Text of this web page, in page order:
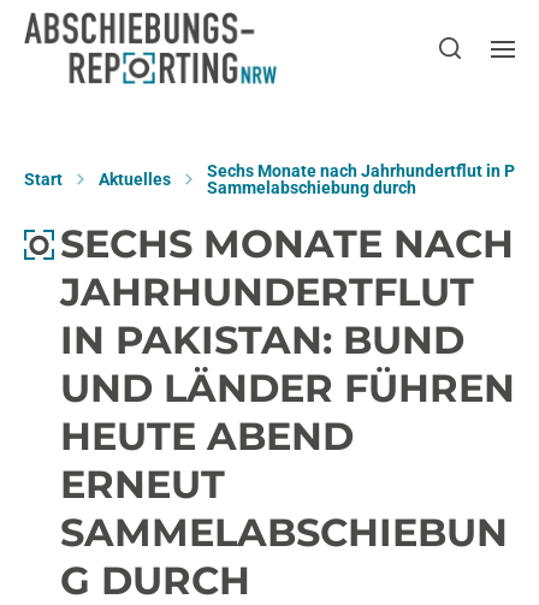
Start Aktuelles
Sechs Monate nach Jahrhundertflut in
Sammelabschiebung durch
SECHS MONATE NACH
JAHRHUNDERTFLUT
IN PAKISTAN: BUND
UND LÄNDER FÜHREN
HEUTE ABEND
ERNEUT
SAMMELABSCHIEBUN
G DURCH